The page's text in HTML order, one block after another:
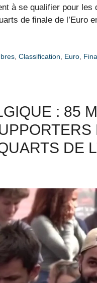
à se qualifier pour
de finale de l’Euro
,Classification Euro
: 85
DE